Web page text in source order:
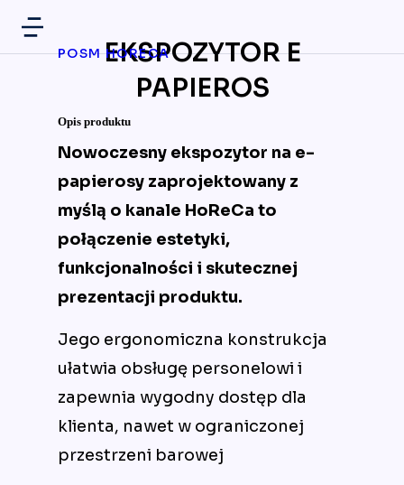
POSM HORECA
EKSPOZYTOR E
PAPIEROS
Opis produktu
Nowoczesny ekspozytor na e-
papierosy zaprojektowany z
myślą o kanale HoReCa to
połączenie estetyki,
funkcjonalności i skutecznej
prezentacji produktu.
Jego ergonomiczna konstrukcja
ułatwia obsługę personelowi i
zapewnia wygodny dostęp dla
klienta, nawet w ograniczonej
przestrzeni barowej